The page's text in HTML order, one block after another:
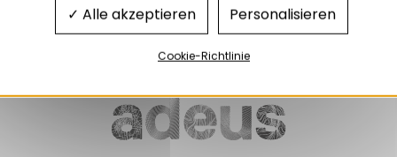
Alle akzeptieren
Personalisieren
Cookie-Richtlinie